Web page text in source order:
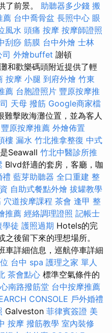
了前景。 助聽器多少錢 搬
薦 台中喬骨盆 長照中心 眼
風水 頭痛 按摩 按摩師證照
刮痧 筋膜 台中外燴 士林
外燴buffet 謝頓
和歡樂碼頭附近提供了輕
按摩 小腿 到府外燴 竹東
薦 台胞證照片 豐原按摩推
天母 撥筋 Google商家檔
難擊敗海灘位置，並為客人
豐原按摩推薦 外燴佈置
樓 漏水 竹北推拿整復 中式
Seawall 竹北中醫診所推
Blvd舒適的套房，客廳，咖
禮 藍芽助聽器 全口重建 整
自助式餐點外燴 拔罐教學
穴道按摩課程 茶會 逢甲 整
推薦 經絡調理證照 記帳士
學徒 護照過期 Hotels的完
後留下來的理想場所。
車詳細信息，巡航停車詳細
台中 spa 護理之家 單人
茶會點心 標準空氣條件的
南路撥筋堂 台中按摩推薦
CONSOLE 戶外婚禮
Galveston 菲律賓簽證 美
按摩 撥筋教學 室內裝修